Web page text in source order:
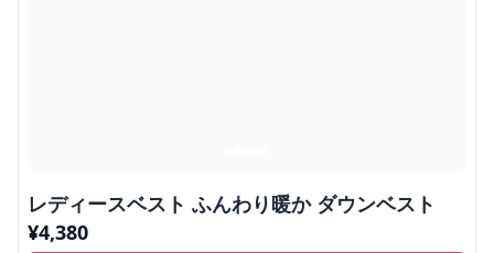
レディースベスト ふんわり暖か ダウンベスト
¥4,380